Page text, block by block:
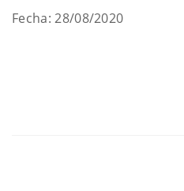
Fecha: 28/08/2020